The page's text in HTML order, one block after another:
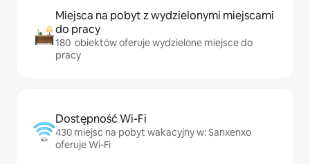
Miejsca na pobyt z wydzielonymi miejscami
do pracy
180 obiektów oferuje wydzielone miejsce do
pracy
Dostępność Wi-Fi
430 miejsc na pobyt wakacyjny w: Sanxenxo
oferuje Wi-Fi